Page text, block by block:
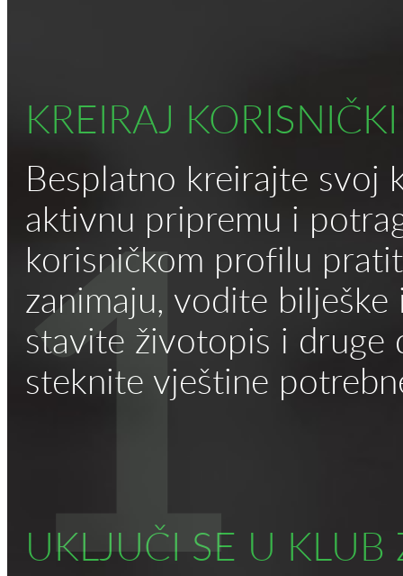
1
KREIRAJ
Besplatno kreirajte svoj
aktivnu pripremu i
korisničkom profilu
zanimaju, vodite
stavite životopis i druge
steknite vještine
UKLJUČI SE U